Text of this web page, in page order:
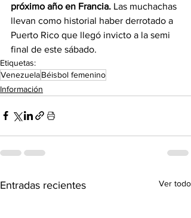
próximo año en Francia. Las muchachas
llevan como historial haber derrotado a
Puerto Rico que llegó invicto a la semi
final de este sábado.
Etiquetas:
VenezuelaBéisbol femenino
Información
Entradas recientes Ver todo